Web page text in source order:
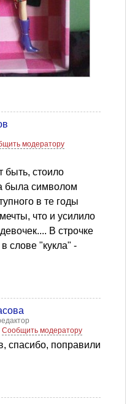
модератору
быть, стоило
была символом
в те годы
что и усилило
В строчке
слове "кукла" -
Сообщить модератору
спасибо, поправили